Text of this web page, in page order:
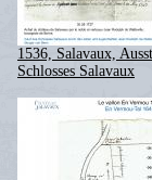
1536, Salavaux,
Schlosses Salavaux